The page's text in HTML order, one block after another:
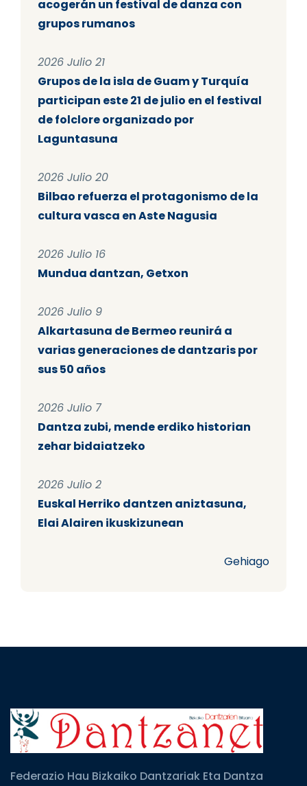
acogerán un festival de danza con
grupos rumanos
2026 Julio 21
Grupos de la isla de Guam y Turquía
participan este 21 de julio en el festival
de folclore organizado por
Laguntasuna
2026 Julio 20
Bilbao refuerza el protagonismo de la
cultura vasca en Aste Nagusia
2026 Julio 16
Mundua dantzan, Getxon
2026 Julio 9
Alkartasuna de Bermeo reunirá a
varias generaciones de dantzaris por
sus 50 años
2026 Julio 7
Dantza zubi, mende erdiko historian
zehar bidaiatzeko
2026 Julio 2
Euskal Herriko dantzen aniztasuna,
Elai Alairen ikuskizunean
Gehiago
Federazio Hau Bizkaiko Dantzariak Eta Dantza